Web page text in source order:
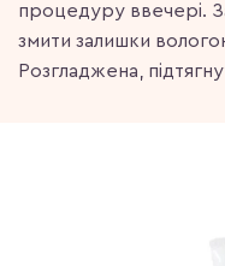
процедуру ввечері.
змити залишки
Розгладжена,